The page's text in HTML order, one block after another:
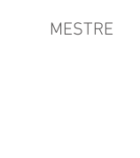
MESTRE